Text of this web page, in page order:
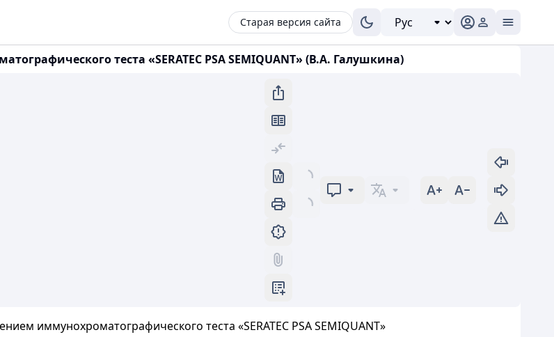
Старая версия сайта
теста «SERATEC PSA SEMIQUANT» (В.А. Галушкина)
иммунохроматографического теста «SERATEC PSA SEMIQUANT»